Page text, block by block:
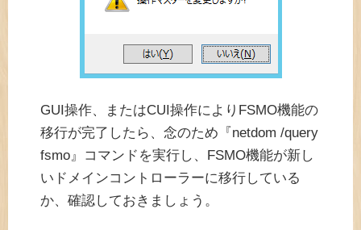
GUI操作、またはCUI操作によりFSMO機能の
移行が完了したら、念のため『netdom /query
fsmo』コマンドを実行し、FSMO機能が新し
いドメインコントローラーに移行している
か、確認しておきましょう。